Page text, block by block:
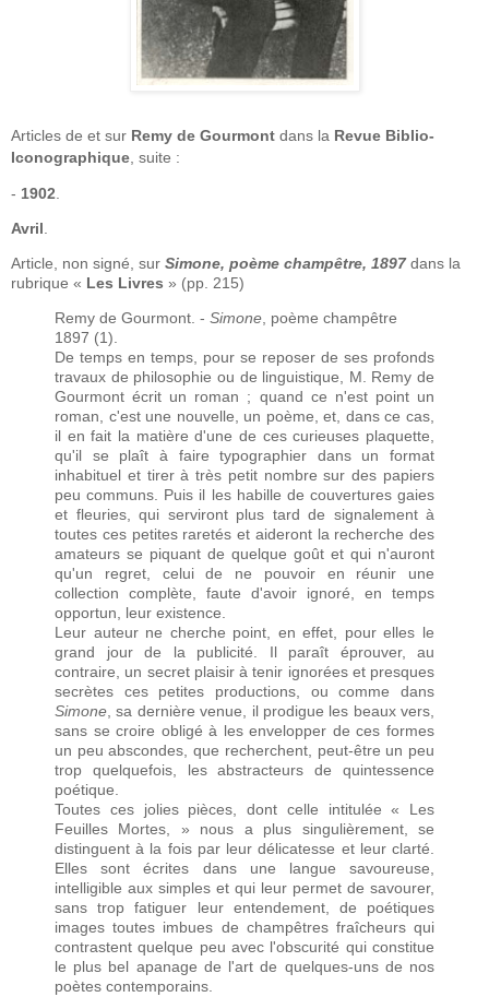
Articles de et sur Remy de Gourmont dans la Revue Biblio-
Iconographique, suite :
- 1902.
Avril.
Article, non signé, sur Simone, poème champêtre, 1897dans la
rubrique « Les Livres » (pp. 215)
Remy de Gourmont. - Simone, poème champêtre
1897 (1).
De temps en temps, pour se reposer de ses profonds
travaux de philosophie ou de linguistique, M. Remy de
Gourmont écrit un roman ; quand ce n'est point un
roman, c'est une nouvelle, un poème, et, dans ce cas,
il en fait la matière d'une de ces curieuses plaquette,
qu'il se plaît à faire typographier dans un format
inhabituel et tirer à très petit nombre sur des papiers
peu communs. Puis il les habille de couvertures gaies
et fleuries, qui serviront plus tard de signalement à
toutes ces petites raretés et aideront la recherche des
amateurs se piquant de quelque goût et qui n'auront
qu'un regret, celui de ne pouvoir en réunir une
collection complète, faute d'avoir ignoré, en temps
opportun, leur existence.
Leur auteur ne cherche point, en effet, pour elles le
grand jour de la publicité. Il paraît éprouver, au
contraire, un secret plaisir à tenir ignorées et presques
secrètes ces petites productions, ou comme dans
Simone, sa dernière venue, il prodigue les beaux vers,
sans se croire obligé à les envelopper de ces formes
un peu abscondes, que recherchent, peut-être un peu
trop quelquefois, les abstracteurs de quintessence
poétique.
Toutes ces jolies pièces, dont celle intitulée « Les
Feuilles Mortes, » nous a plus singulièrement, se
distinguent à la fois par leur délicatesse et leur clarté.
Elles sont écrites dans une langue savoureuse,
intelligible aux simples et qui leur permet de savourer,
sans trop fatiguer leur entendement, de poétiques
images toutes imbues de champêtres fraîcheurs qui
contrastent quelque peu avec l'obscurité qui constitue
le plus bel apanage de l'art de quelques-uns de nos
poètes contemporains.